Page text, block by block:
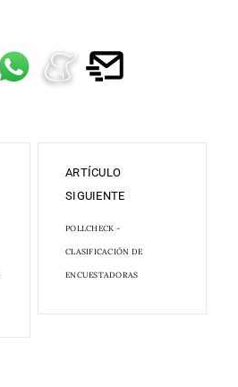
ARTÍCULO
SIGUIENTE
POLLCHECK -
CLASIFICACIÓN DE
ENCUESTADORAS